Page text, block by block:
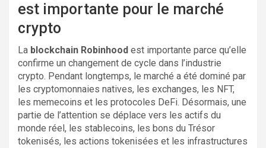
est importante pour le marché
crypto
La blockchain Robinhood est importante parce qu’elle
confirme un changement de cycle dans l’industrie
crypto. Pendant longtemps, le marché a été dominé par
les cryptomonnaies natives, les exchanges, les NFT,
les memecoins et les protocoles DeFi. Désormais, une
partie de l’attention se déplace vers les actifs du
monde réel, les stablecoins, les bons du Trésor
tokenisés, les actions tokenisées et les infrastructures